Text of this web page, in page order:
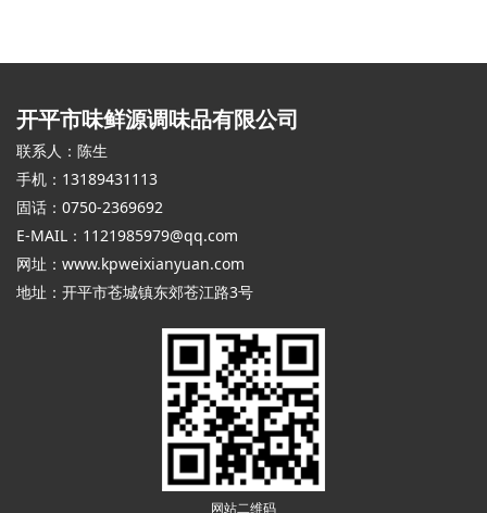
开平市味鲜源调味品有限公司
联系人：陈生
手机：13189431113
固话：0750-2369692
E-MAIL：1121985979@qq.com
网址： www.kpweixianyuan.com
地址：开平市苍城镇东郊苍江路3号
网站二维码